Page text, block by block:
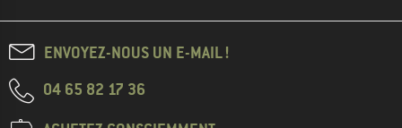
ENVOYEZ-NOUS UN E-MAIL !
04 65 82 17 36